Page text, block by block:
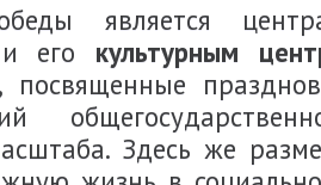
является
его культурным
посвященные
Здесь же